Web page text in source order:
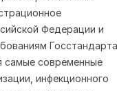
Федерации и
Госстандарта
самые современные
инфекционного